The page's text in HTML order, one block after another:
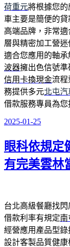
荷重元將根據您
車主要是簡便的貸
高端品牌，非常
層與精密加工營
適合您應用的軸
波器擁出色信號
信用卡換現金流程
務提供多元北屯
借款服務專員為您
發
於
2025-01-25
眼科依規定
有完美雲林
台北高級餐廳找閃
借款利率有規定南
經營應用產品型錄
設計客製品質健